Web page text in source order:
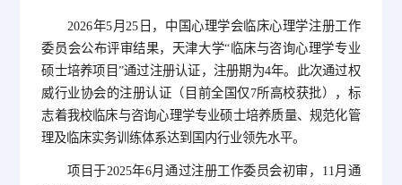
2026年5月25日，中国心理学会临床心理学注册工作
委员会公布评审结果，天津大学“临床与咨询心理学专业
硕士培养项目”通过注册认证，注册期为4年。此次通过权
威行业协会的注册认证（目前全国仅7所高校获批），标
志着我校临床与咨询心理学专业硕士培养质量、规范化管
理及临床实务训练体系达到国内行业领先水平。
项目于2025年6月通过注册工作委员会初审，11月通